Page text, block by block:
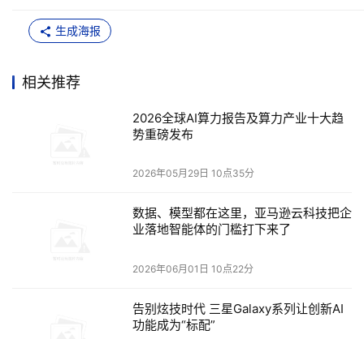
观看 Parallels Desktop 16 新功能的视频演示：点击
户带来众多前所未有的新功能和高性能首创技术，是
Parallels 为在 Mac 上提供 Windows 最佳运行体验而不懈
生成海报
相关推荐
2026全球AI算力报告及算力产业十大趋
势重磅发布
2026年05月29日 10点35分
数据、模型都在这里，亚马逊云科技把企
业落地智能体的门槛打下来了
2026年06月01日 10点22分
告别炫技时代 三星Galaxy系列让创新AI
功能成为“标配”